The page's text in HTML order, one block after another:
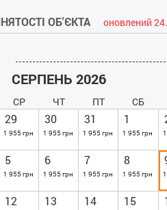
ОБ'ЄКТА оновлений
СЕРПЕНЬ 2026
СР ЧТ ПТ СБ
29
1 955 грн
30
1 955 грн
31
1 955 грн
1
1 955 грн
5
1 955 грн
6
1 955 грн
7
1 955 грн
8
1 955 грн
12 13 14 15